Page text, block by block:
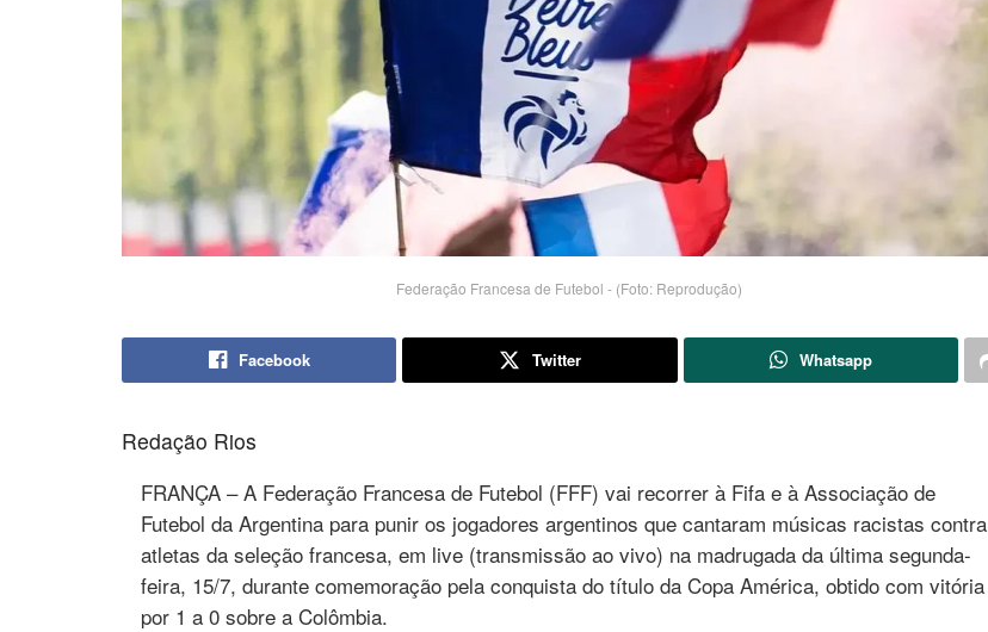
Federação Francesa de Futebol - (Foto: Reprodução)
Facebook Twitter Whatsapp
Redação Rios
FRANÇA – A Federação Francesa de Futebol (FFF) vai recorrer à Fifa e à Associação de
Futebol da Argentina para punir os jogadores argentinos que cantaram músicas racistas contra
atletas da seleção francesa, em live (transmissão ao vivo) na madrugada da última segunda-
feira, 15/7, durante comemoração pela conquista do título da Copa América, obtido com vitória
por 1 a 0 sobre a Colômbia.